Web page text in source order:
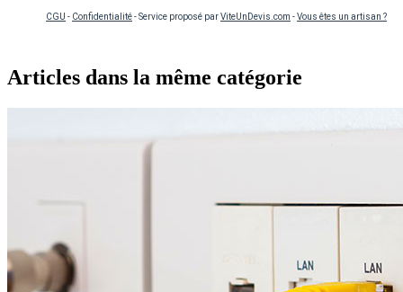
CGU - Confidentialité- Service proposé parViteUnDevis.com -Vous êtes un artisan ?
Articles dans la même catégorie